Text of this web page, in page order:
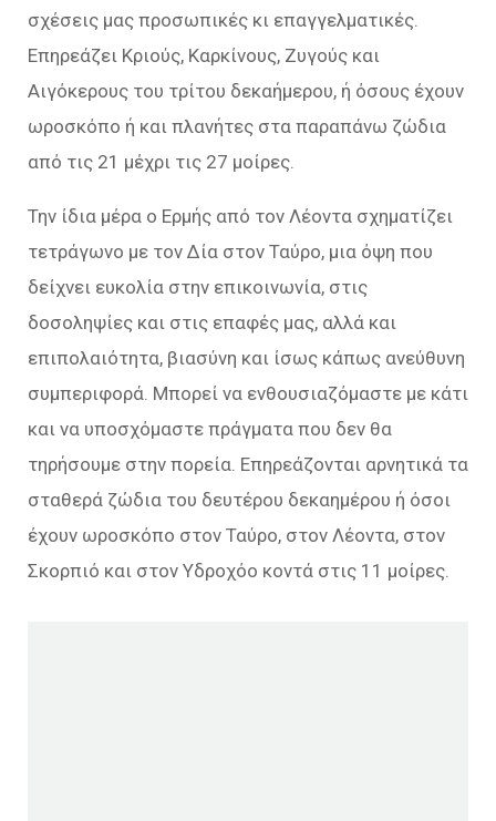
σχέσεις μας προσωπικές κι επαγγελματικές.
Επηρεάζει Κριούς, Καρκίνους, Ζυγούς και
Αιγόκερους του τρίτου δεκαήμερου, ή όσους έχουν
ωροσκόπο ή και πλανήτες στα παραπάνω ζώδια
από τις 21 μέχρι τις 27 μοίρες.
Την ίδια μέρα ο Ερμής από τον Λέοντα σχηματίζει
τετράγωνο με τον Δία στον Ταύρο, μια όψη που
δείχνει ευκολία στην επικοινωνία, στις
δοσοληψίες και στις επαφές μας, αλλά και
επιπολαιότητα, βιασύνη και ίσως κάπως ανεύθυνη
συμπεριφορά. Μπορεί να ενθουσιαζόμαστε με κάτι
και να υποσχόμαστε πράγματα που δεν θα
τηρήσουμε στην πορεία. Επηρεάζονται αρνητικά τα
σταθερά ζώδια του δευτέρου δεκαημέρου ή όσοι
έχουν ωροσκόπο στον Ταύρο, στον Λέοντα, στον
Σκορπιό και στον Υδροχόο κοντά στις 11 μοίρες.